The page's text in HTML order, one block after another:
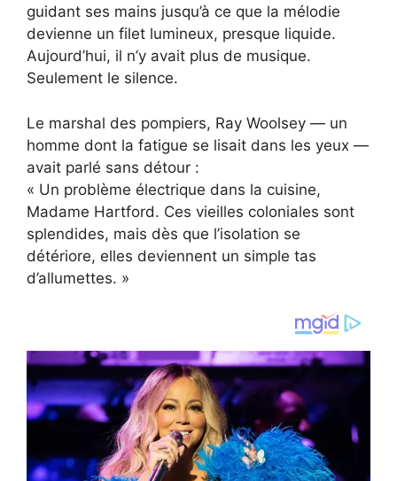
guidant ses mains jusqu’à ce que la mélodie
devienne un filet lumineux, presque liquide.
Aujourd’hui, il n’y avait plus de musique.
Seulement le silence.
Le marshal des pompiers, Ray Woolsey — un
homme dont la fatigue se lisait dans les yeux —
avait parlé sans détour :
« Un problème électrique dans la cuisine,
Madame Hartford. Ces vieilles coloniales sont
splendides, mais dès que l’isolation se
détériore, elles deviennent un simple tas
d’allumettes. »